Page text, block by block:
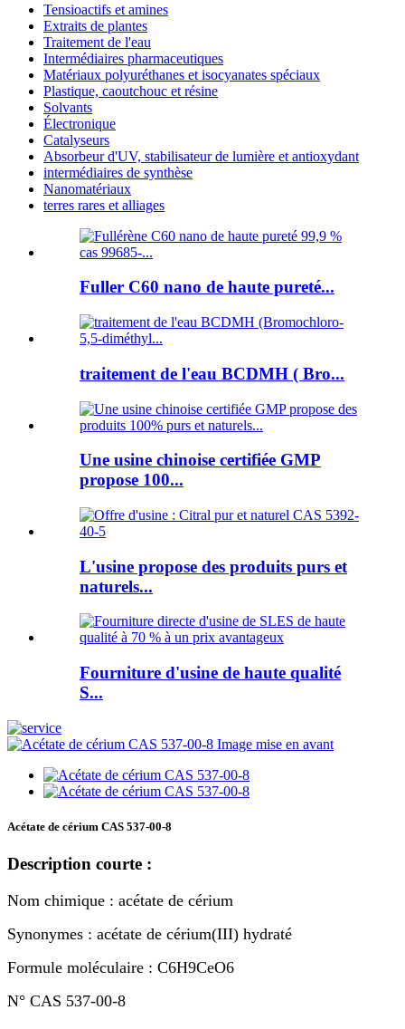
Tensioactifs et amines
Extraits de plantes
Traitement de l'eau
Intermédiaires pharmaceutiques
Matériaux polyuréthanes et isocyanates spéciaux
Plastique, caoutchouc et résine
Solvants
Électronique
Catalyseurs
Absorbeur d'UV, stabilisateur de lumière et antioxydant
intermédiaires de synthèse
Nanomatériaux
terres rares et alliages
Fuller C60 nano de haute pureté...
traitement de l'eau BCDMH ( Bro...
Une usine chinoise certifiée GMP
propose 100...
L'usine propose des produits purs et
naturels...
Fourniture d'usine de haute qualité
S...
Acétate de cérium CAS 537-00-8
Description courte :
Nom chimique : acétate de cérium
Synonymes : acétate de cérium(III) hydraté
Formule moléculaire : C6H9CeO6
N° CAS 537-00-8